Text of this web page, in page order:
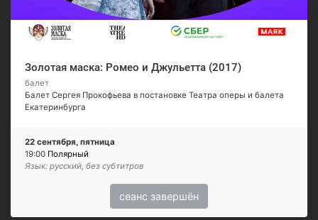
Золотая маска: Ромео и Джульетта (2017)
балет
Балет Сергея Прокофьева в постановке Театра оперы и балета
Екатеринбурга
22 сентября, пятница
19:00 Полярный
Язык: русский, без субтитров
сеанс завершён